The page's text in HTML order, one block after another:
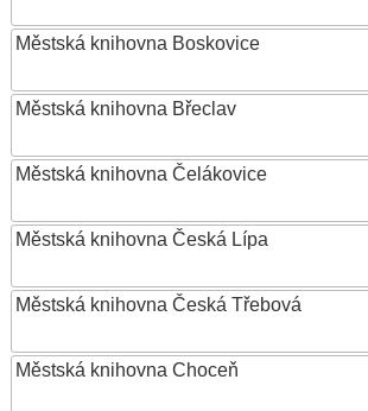
Městská knihovna Boskovice
Městská knihovna Břeclav
Městská knihovna Čelákovice
Městská knihovna Česká Lípa
Městská knihovna Česká Třebová
Městská knihovna Choceň